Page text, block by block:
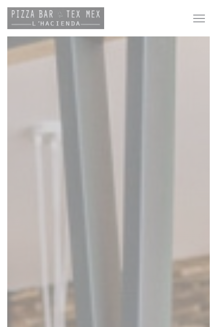
Personnalisation de vos choix en matière de cookies